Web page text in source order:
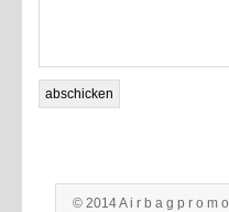
© 2014 A i r b a g p r o m o